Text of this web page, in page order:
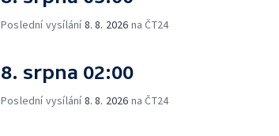
Poslední vysílání8. 8. 2026 na ČT24
8. srpna 02:00
Poslední vysílání8. 8. 2026 na ČT24